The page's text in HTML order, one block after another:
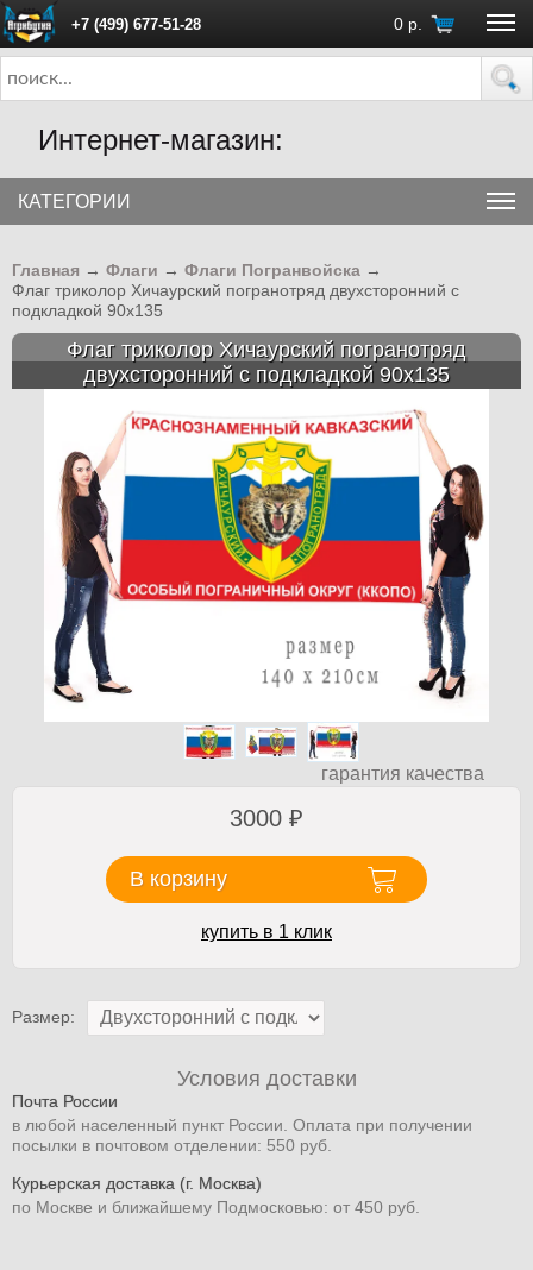
+7 (499) 677-51-28 0 р.
ПН - ПТ с 10:00 до 18:00 (Москва)
Интернет-магазин:
КАТЕГОРИИ
Главная → Флаги → Флаги Погранвойска →
Флаг триколор Хичаурский погранотряд двухсторонний с
подкладкой 90х135
Флаг триколор Хичаурский погранотряд
двухсторонний с подкладкой 90х135
гарантия качества
3000 ₽
В корзину
купить в 1 клик
Размер:
Условия доставки
Почта России
в любой населенный пункт России. Оплата при получении
посылки в почтовом отделении: 550 руб.
Курьерская доставка (г. Москва)
по Москве и ближайшему Подмосковью: от 450 руб.